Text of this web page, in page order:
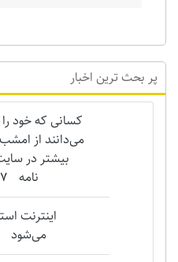
پر بحث ترین اخبار
کسانی که خود
می‌دانند از
بیشتر در
نامه
اینترنت
می‌شود